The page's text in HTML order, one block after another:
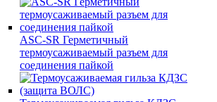
ASC‐SR Герметичный
термоусаживаемый разъем для
соединения пайкой